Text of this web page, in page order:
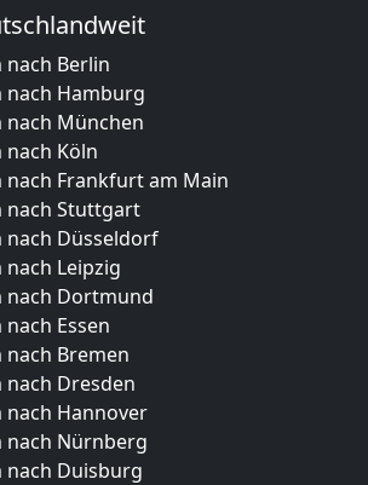
nach Berlin
nach Hamburg
nach München
Köln
nach Frankfurt am Main
nach Stuttgart
nach Düsseldorf
Leipzig
nach Dortmund
Essen
Bremen
Dresden
nach Hannover
nach Nürnberg
nach Duisburg